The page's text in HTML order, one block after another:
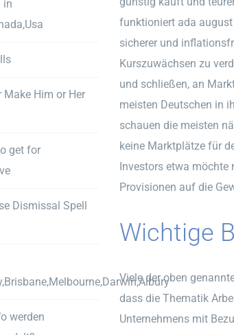
funktioniert ada
sicherer und
Kurszuwächsen zu
und schließen, an
meisten Deutschen in
schauen die meisten
keine Marktplätze für
Investors etwa möchte
Provisionen auf die
Wichtige
Viele der oben
dass die Thematik
Unternehmens mit
in
Make Him or Her
get for
Dismissal Spell
werden